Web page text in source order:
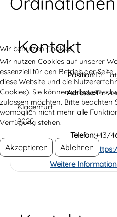
Kontakt
Position:Dr.
Adresse:
Klagenfurt
9020
Telefon:+43/
Website:
Wir benutzen Cookies
Wir nutzen Cookies auf unserer
essenziell für den Betrieb der
diese Website und die
Cookies). Sie können selbst
zulassen möchten. Bitte beachten
womöglich nicht mehr alle
Verfügung stehen.
Akzeptieren Ablehnen
Weitere